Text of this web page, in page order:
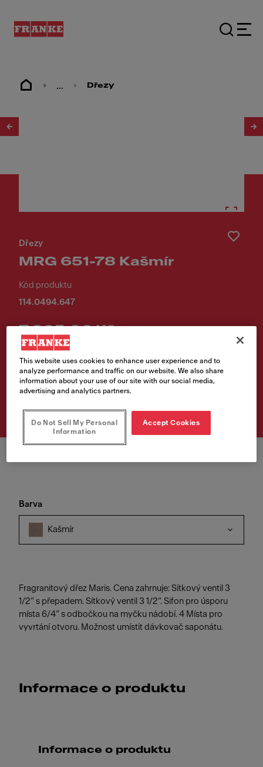
... Dřezy
Dřezy
MRG 651-78 Kašmír
Kód produktu
114.0494.647
7 865,00 Kč
Cena vč. DPH
Vyhledávač prodejních
míst
Barva
Kašmír
Fragranitový dřez Maris. Cena zahrnuje: Sítkový ventil 3
1/2“ s přepadem. Sítkový ventil 3 1/2“. Sifon pro úsporu
místa 6/4“ s odbočkou na myčku nádobí. 4 Místa pro
vyvrtání otvoru. Možnost umístit dávkovač saponátu.
Informace o produktu
Informace o produktu
This website uses cookies to enhance user experience and to
analyze performance and traffic on our website. We also share
information about your use of our site with our social media,
advertising and analytics partners.
Do Not Sell My Personal
Information
Accept Cookies